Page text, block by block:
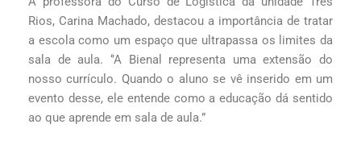
Rios, Carina Machado, destacou a importância de tratar
a escola como um espaço que ultrapassa os limites da
sala de aula. ‘’A Bienal representa uma extensão do
nosso currículo. Quando o aluno se vê inserido em um
evento desse, ele entende como a educação dá sentido
ao que aprende em sala de aula.”